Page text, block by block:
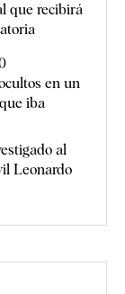
que recibirá
en un
iba
al
Leonardo